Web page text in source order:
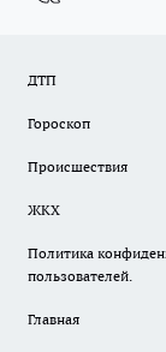
ДТП
Гороскоп
Происшествия
ЖКХ
Политика
пользователей.
Главная